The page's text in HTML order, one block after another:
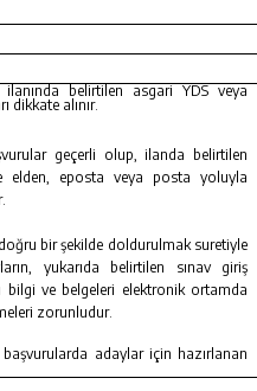
belirtilen asgari YDS veya
dikkate alınır.
geçerli olup, ilanda belirtilen
elden, eposta veya posta yoluyla
bir şekilde doldurulmak suretiyle
yukarıda belirtilen sınav giriş
bilgi ve belgeleri elektronik ortamda
zorunludur.
adaylar için hazırlanan